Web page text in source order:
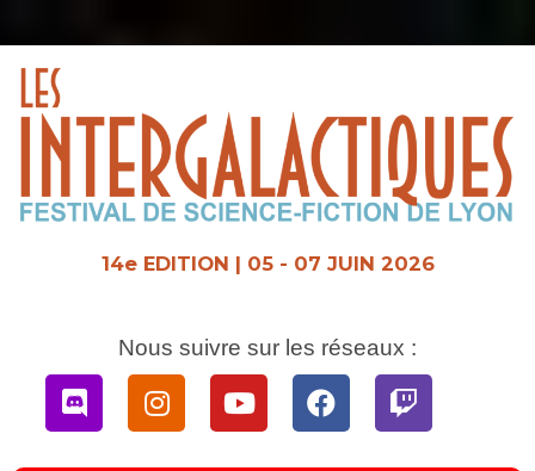
14e EDITION | 05 - 07 JUIN 2026
Nous suivre sur les réseaux :
DiscordInstagramYoutubeFacebookTwitch